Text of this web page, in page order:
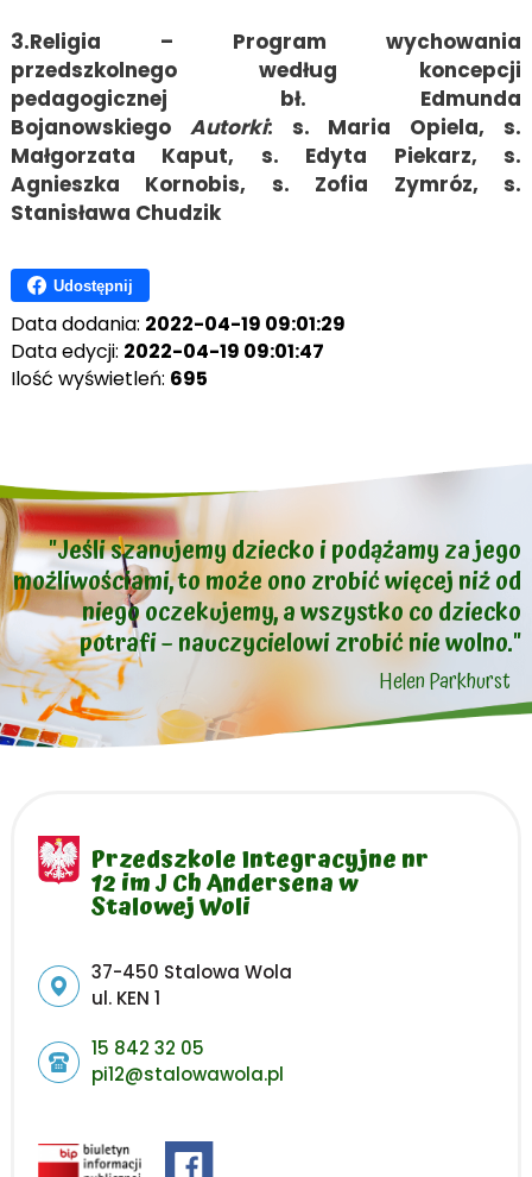
3.Religia – Program wychowania
przedszkolnego według koncepcji
pedagogicznej bł. Edmunda
Bojanowskiego Autorki: s. Maria Opiela, s.
Małgorzata Kaput, s. Edyta Piekarz, s.
Agnieszka Kornobis, s. Zofia Zymróz, s.
Stanisława Chudzik
Udostępnij
Data dodania: 2022-04-19 09:01:29
Data edycji: 2022-04-19 09:01:47
Ilość wyświetleń: 695
"Jeśli szanujemy dziecko i podążamy za jego
możliwościami, to może ono zrobić więcej niż od
niego oczekujemy, a wszystko co dziecko
potrafi – nauczycielowi zrobić nie wolno."
Helen Parkhurst
Przedszkole Integracyjne nr
12 im J Ch Andersena w
Stalowej Woli
Adres pocztowy:
37-450 Stalowa Wola
ul. KEN 1
15 842 32 05
pi12@stalowawola.pl